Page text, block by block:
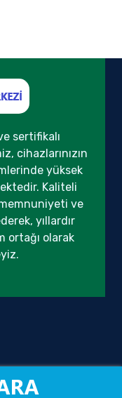
sertifikalı
cihazlarınızın
yüksek
Kaliteli
ve
yıllardır
ortağı olarak